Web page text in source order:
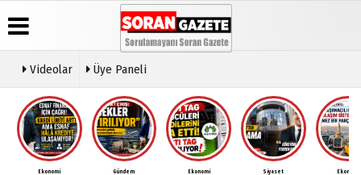
Üye Paneli
Haber
Arşivi
Anketler
Video
Galeri
Künye
İletişim
Videolar Üye Paneli
Ekonomi Gündem Ekonomi Siyaset Ekonomi